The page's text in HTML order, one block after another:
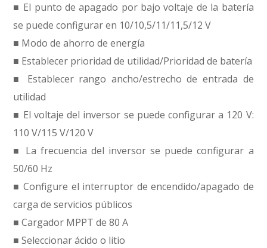
■ El punto de apagado por bajo voltaje de la batería
se puede configurar en 10/10,5/11/11,5/12 V
■ Modo de ahorro de energía
■ Establecer prioridad de utilidad/Prioridad de batería
■ Establecer rango ancho/estrecho de entrada de
utilidad
■ El voltaje del inversor se puede configurar a 120 V:
110 V/115 V/120 V
■ La frecuencia del inversor se puede configurar a
50/60 Hz
■ Configure el interruptor de encendido/apagado de
carga de servicios públicos
■ Cargador MPPT de 80 A
■ Seleccionar ácido o litio